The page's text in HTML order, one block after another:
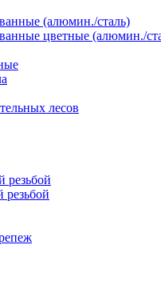
(алюмин./сталь)
цветные (алюмин./
лесов
резьбой
резьбой